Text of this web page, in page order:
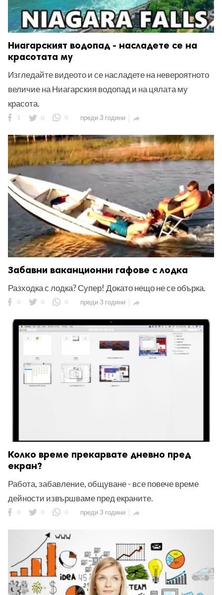
Ниагарският водопад - насладете се на
красотата му
Изгледайте видеото и се насладете на невероятното
величие на Ниагарския водопад и на цялата му
красота.
1 0 0 преди 3 години 
Забавни ваканционни гафове с лодка
Разходка с лодка? Супер! Докато нещо не се обърка.
0 0 0 преди 3 години 
Колко време прекарвате дневно пред
екран?
Работа, забавление, общуване - все повече време
дейности извършваме пред екраните.
0 0 0 преди 3 години 